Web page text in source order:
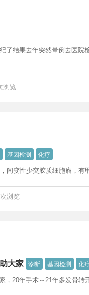
了结果去年突然晕倒去医
浏览
基因检测 化疗
间变性少突胶质细胞瘤，
浏览
大家 诊断 基因检测 化疗
，20年手术～21年多发骨